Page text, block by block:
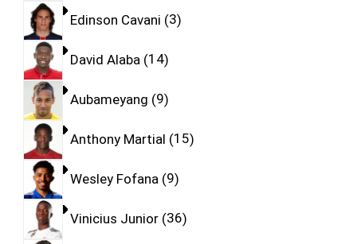
Edinson Cavani 3
David Alaba 14
Aubameyang 9
Anthony Martial 15
Wesley Fofana 9
Vinicius Junior 36